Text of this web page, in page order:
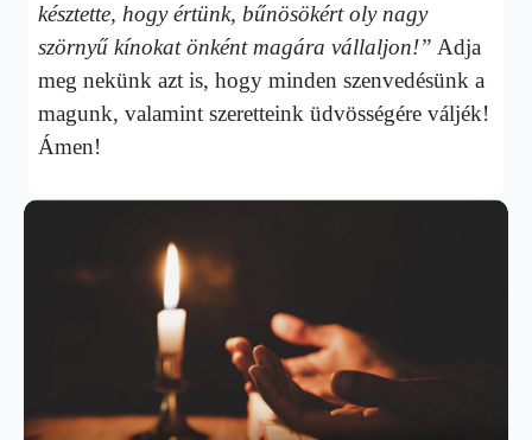
késztette, hogy értünk, bűnösökért oly nagy
szörnyű kínokat önként magára vállaljon!” Adja
meg nekünk azt is, hogy minden szenvedésünk a
magunk, valamint szeretteink üdvösségére váljék!
Ámen!